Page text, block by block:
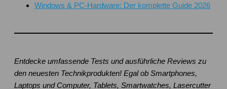
Windows & PC-Hardware: Der komplette Guide 2026
Entdecke umfassende Tests und ausführliche Reviews zu
den neuesten Technikprodukten! Egal ob Smartphones,
Laptops und Computer, Tablets, Smartwatches, Lasercutter